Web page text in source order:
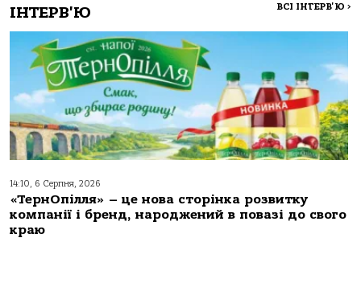
ІНТЕРВ'Ю ВСІ ІНТЕРВ'Ю >
14:10, 6 Серпня, 2026
«ТернОпілля» – це нова сторінка розвитку
компанії і бренд, народжений в повазі до свого
краю